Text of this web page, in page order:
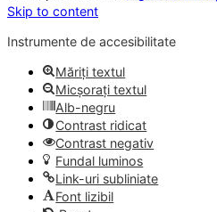
Skip to content
Instrumente de accesibilitate
Măriți textul
Micșorați textul
Alb-negru
Contrast ridicat
Contrast negativ
Fundal luminos
Link-uri subliniate
Font lizibil